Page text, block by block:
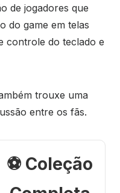
de jogadores que
do game em telas
controle do teclado e
trouxe uma
entre os fãs.
⚽ Coleção